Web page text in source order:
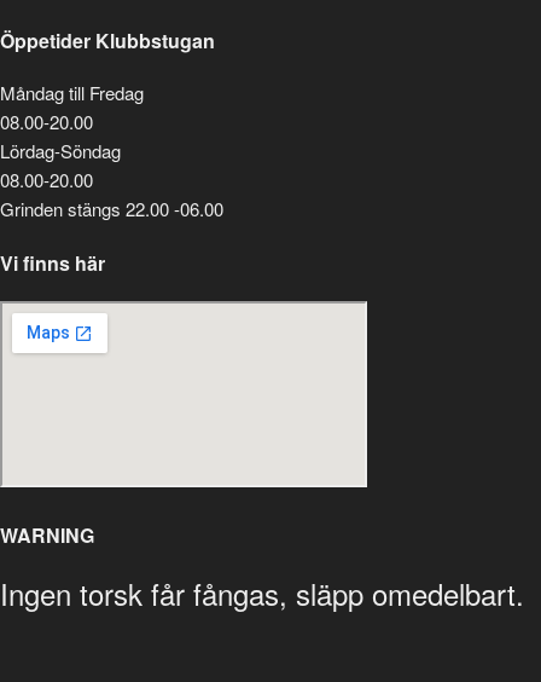
Öppetider Klubbstugan
Måndag till Fredag
08.00-20.00
Lördag-Söndag
08.00-20.00
Grinden stängs 22.00 -06.00
Vi finns här
WARNING
Ingen torsk får fångas, släpp omedelbart.